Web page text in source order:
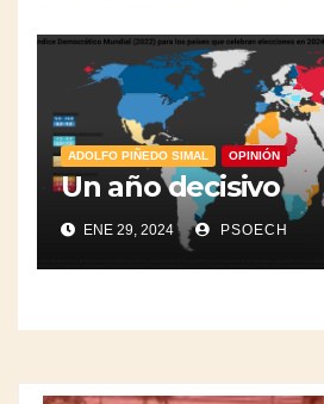
ADOLFO PIÑEDO SIMAL OPINIÓN
Un año decisivo
ENE 29, 2024 PSOECH